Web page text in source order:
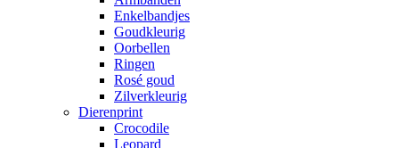
Enkelbandjes
Goudkleurig
Oorbellen
Ringen
Rosé goud
Zilverkleurig
Dierenprint
Crocodile
Leopard